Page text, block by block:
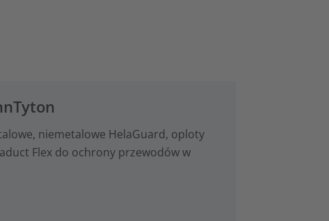
niemetalowe HelaGuard, oploty
Flex do ochrony przewodów w